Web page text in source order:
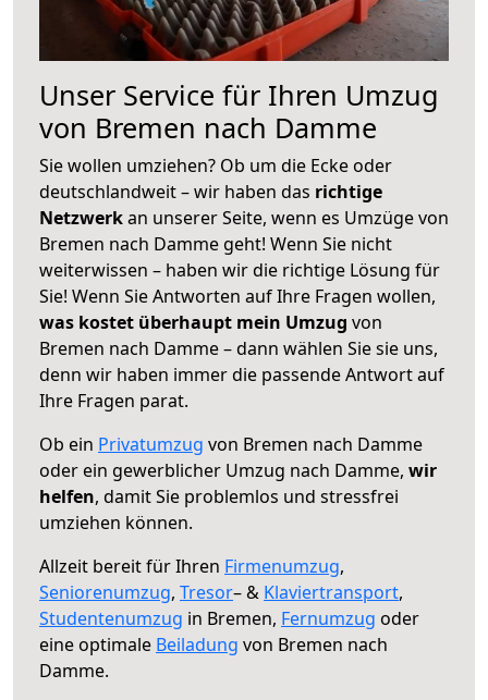
Unser Service für Ihren Umzug
von Bremen nach Damme
Sie wollen umziehen? Ob um die Ecke oder
deutschlandweit – wir haben das richtige
Netzwerkan unserer Seite, wenn es Umzüge von
Bremen nach Damme geht! Wenn Sie nicht
weiterwissen – haben wir die richtige Lösung für
Sie! Wenn Sie Antworten auf Ihre Fragen wollen,
was kostet überhaupt mein Umzug von
Bremen nach Damme – dann wählen Sie sie uns,
denn wir haben immer die passende Antwort auf
Ihre Fragen parat.
Ob ein Privatumzug von Bremen nach Damme
oder ein gewerblicher Umzug nach Damme, wir
helfen, damit Sie problemlos und stressfrei
umziehen können.
Allzeit bereit für Ihren Firmenumzug,
Seniorenumzug, Tresor– & Klaviertransport,
Studentenumzug in Bremen, Fernumzug oder
eine optimale Beiladung von Bremen nach
Damme.